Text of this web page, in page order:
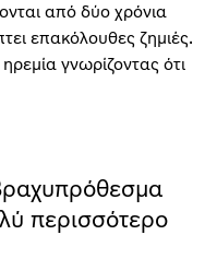
από δύο χρόνια
επακόλουθες ζημιές.
γνωρίζοντας ότι
περισσότερο